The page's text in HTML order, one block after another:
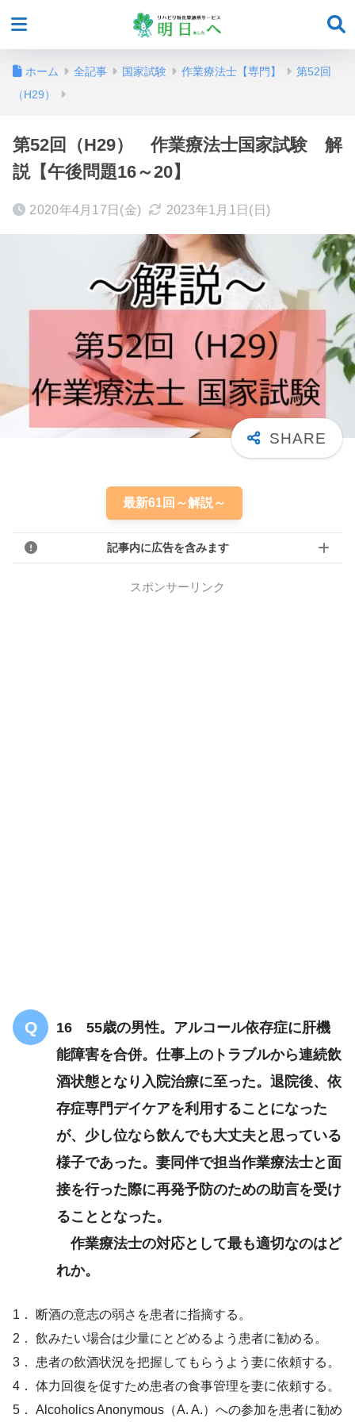
ホーム 全記事 国家試験 作業療法士【専門】
第52回
（H29）
第52回（H29） 作業療法士国家試験 解
説【午後問題16～20】
2020年4月17日(金) 2023年1月1日(日)
最新61回～解説～
記事内に広告を含みます
スポンサーリンク
16 55歳の男性。アルコール依存症に肝機
能障害を合併。仕事上のトラブルから連続飲
酒状態となり入院治療に至った。退院後、依
存症専門デイケアを利用することになった
が、少し位なら飲んでも大丈夫と思っている
様子であった。妻同伴で担当作業療法士と面
接を行った際に再発予防のための助言を受け
ることとなった。
作業療法士の対応として最も適切なのはど
れか。
1． 断酒の意志の弱さを患者に指摘する。
2． 飲みたい場合は少量にとどめるよう患者に勧める。
3． 患者の飲酒状況を把握してもらうよう妻に依頼する。
4． 体力回復を促すため患者の食事管理を妻に依頼する。
5． Alcoholics Anonymous（A. A.）への参加を患者に勧め